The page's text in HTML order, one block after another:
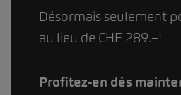
Désormais seulement
au lieu de CHF 289.–!
Profitez-en dès